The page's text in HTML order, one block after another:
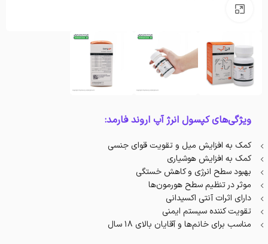
ویژگی‌های کپسول انرژ آپ اروند فارمد:
کمک به افزایش میل و تقویت قوای جنسی
کمک به افزایش هوشیاری
بهبود سطح انرژی و کاهش خستگی
موثر در تنظیم سطح هورمون‌ها
دارای اثرات آنتی اکسیدانی
تقویت کننده سیستم ایمنی
مناسب برای خانم‌ها و آقایان بالای 18 سال